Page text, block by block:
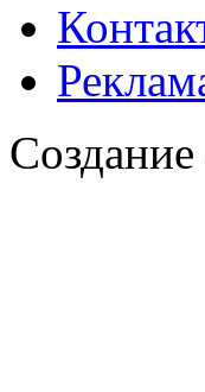
Создание